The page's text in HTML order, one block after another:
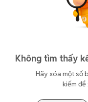
Không tìm thấy
Hãy xóa một số
kiếm để